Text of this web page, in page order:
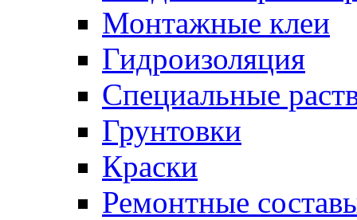
Монтажные клеи
Гидроизоляция
Специальные
Грунтовки
Краски
Ремонтные